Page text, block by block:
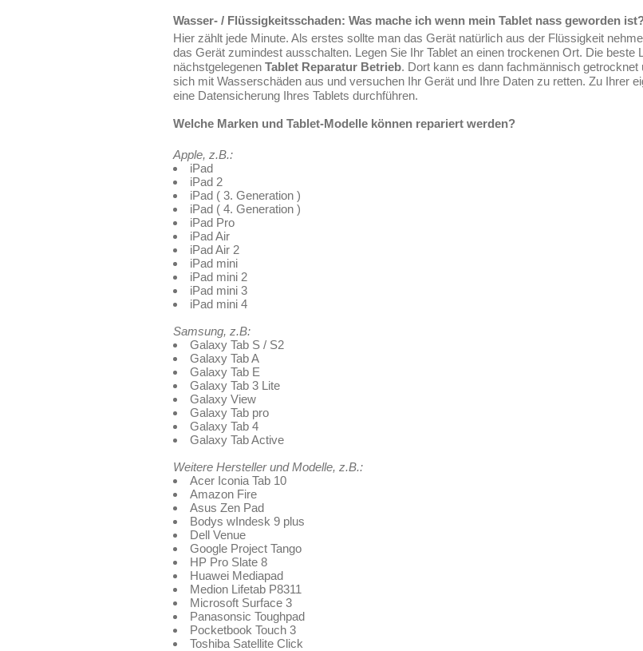
Wasser- / Flüssigkeitsschaden: Was mache ich wenn mein Tablet nass geworden
Hier zählt jede Minute. Als erstes sollte man das Gerät natürlich aus der Flüssigkeit
das Gerät zumindest ausschalten. Legen Sie Ihr Tablet an einen trockenen Ort. Die beste
nächstgelegenen Tablet Reparatur Betrieb. Dort kann es dann fachmännisch
sich mit Wasserschäden aus und versuchen Ihr Gerät und Ihre Daten zu retten. Zu Ihrer
eine Datensicherung Ihres Tablets durchführen.
Welche Marken und Tablet-Modelle können repariert werden?
Apple, z.B.:
iPad
iPad 2
iPad ( 3. Generation )
iPad ( 4. Generation )
iPad Pro
iPad Air
iPad Air 2
iPad mini
iPad mini 2
iPad mini 3
iPad mini 4
Samsung, z.B:
Galaxy Tab S / S2
Galaxy Tab A
Galaxy Tab E
Galaxy Tab 3 Lite
Galaxy View
Galaxy Tab pro
Galaxy Tab 4
Galaxy Tab Active
Weitere Hersteller und Modelle, z.B.:
Acer Iconia Tab 10
Amazon Fire
Asus Zen Pad
Bodys wIndesk 9 plus
Dell Venue
Google Project Tango
HP Pro Slate 8
Huawei Mediapad
Medion Lifetab P8311
Microsoft Surface 3
Panasonsic Toughpad
Pocketbook Touch 3
Toshiba Satellite Click